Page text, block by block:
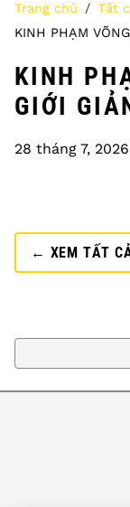
Trang chủ
Tất
KINH PHẠM
KINH
GIỚI
28 tháng 7, 2026
← XEM TẤT